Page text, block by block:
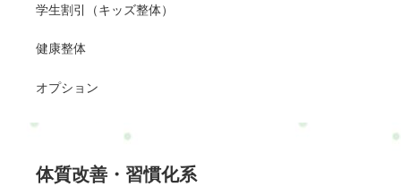
学生割引（キッズ整体）
健康整体
オプション
体質改善・習慣化系